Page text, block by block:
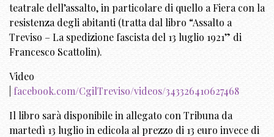
teatrale dell’assalto, in particolare di quello a Fiera con la
resistenza degli abitanti (tratta dal libro “Assalto a
Treviso – La spedizione fascista del 13 luglio 1921” di
Francesco Scattolin).
Video
facebook.com/CgilTreviso/videos/343326410627468
Il libro sarà disponibile in allegato con Tribuna da
martedì 13 luglio in edicola al prezzo di 13 euro invece di